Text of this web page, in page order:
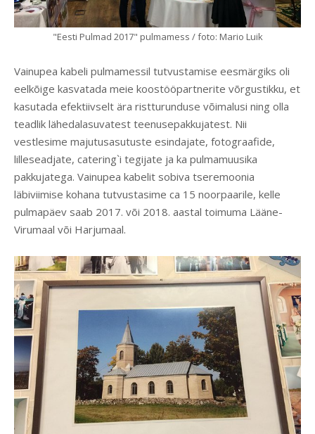
"Eesti Pulmad 2017" pulmamess / foto: Mario Luik
Vainupea kabeli pulmamessil tutvustamise eesmärgiks oli
eelkõige kasvatada meie koostööpartnerite võrgustikku, et
kasutada efektiivselt ära ristturunduse võimalusi ning olla
teadlik lähedalasuvatest teenusepakkujatest. Nii
vestlesime majutusasutuste esindajate, fotograafide,
lilleseadjate, catering`i tegijate ja ka pulmamuusika
pakkujatega. Vainupea kabelit sobiva tseremoonia
läbiviimise kohana tutvustasime ca 15 noorpaarile, kelle
pulmapäev saab 2017. või 2018. aastal toimuma Lääne-
Virumaal või Harjumaal.